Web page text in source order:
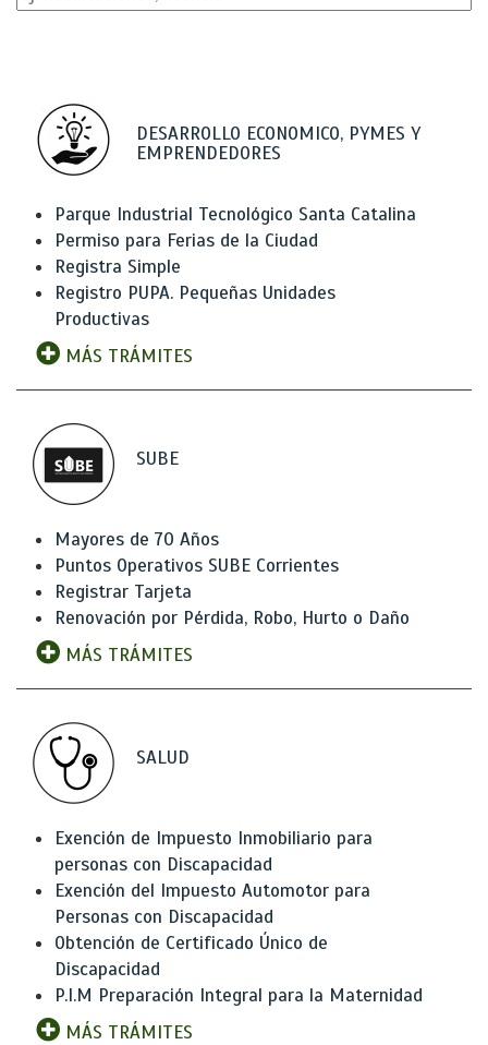
DESARROLLO ECONOMICO, PYMES Y
EMPRENDEDORES
Parque Industrial Tecnológico Santa Catalina
Permiso para Ferias de la Ciudad
Registra Simple
Registro PUPA. Pequeñas Unidades
Productivas
MÁS TRÁMITES
SUBE
Mayores de 70 Años
Puntos Operativos SUBE Corrientes
Registrar Tarjeta
Renovación por Pérdida, Robo, Hurto o Daño
MÁS TRÁMITES
SALUD
Exención de Impuesto Inmobiliario para
personas con Discapacidad
Exención del Impuesto Automotor para
Personas con Discapacidad
Obtención de Certificado Único de
Discapacidad
P.I.M Preparación Integral para la Maternidad
MÁS TRÁMITES